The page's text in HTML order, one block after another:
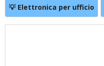
💡 Elettronica per ufficio